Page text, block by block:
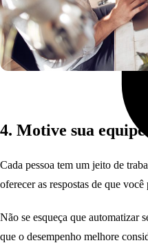
4. Motive sua equipe
Cada pessoa tem um jeito de
oferecer as respostas de que
Não se esqueça que automatizar
que o desempenho melhore